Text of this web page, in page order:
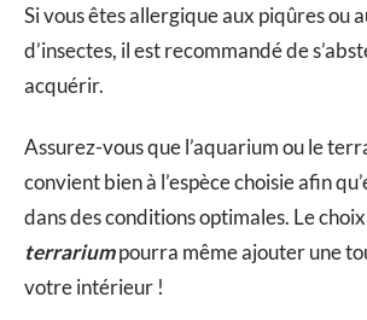
Si vous êtes allergique aux piqûres ou
d’insectes, il est recommandé de
acquérir.
Assurez-vous que l’aquarium ou le
convient bien à l’espèce choisie afin
dans des conditions optimales. Le choix
terrariumpourra même ajouter une
votre intérieur !